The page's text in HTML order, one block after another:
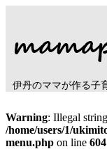
伊丹のママが作る子
Warning: Illegal
/home/users/1/
menu.php on line 604